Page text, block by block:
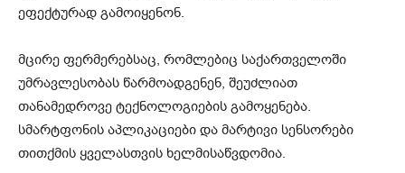
ეფექტურად გამოიყენონ.
მცირე ფერმერებსაც, რომლებიც საქართველოში
უმრავლესობას წარმოადგენენ, შეუძლიათ
თანამედროვე ტექნოლოგიების გამოყენება.
სმარტფონის აპლიკაციები და მარტივი სენსორები
თითქმის ყველასთვის ხელმისაწვდომია.